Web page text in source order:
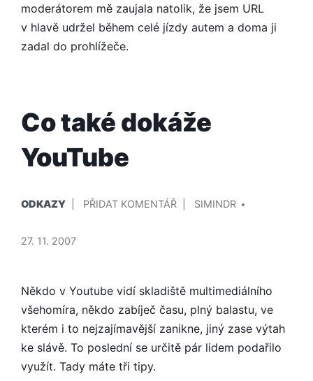
moderátorem mě zaujala natolik, že jsem URL
v hlavě udržel během celé jízdy autem a doma ji
zadal do prohlížeče.
Co také dokáže
YouTube
V
ODKAZY PŘIDAT KOMENTÁŘNA
SIMINDR
27. 11. 2007
Někdo v Youtube vidí skladiště multimediálního
všehomíra, někdo zabíječ času, plný balastu, ve
kterém i to nejzajímavější zanikne, jiný zase výtah
ke slávě. To poslední se určitě pár lidem podařilo
využít. Tady máte tři tipy.